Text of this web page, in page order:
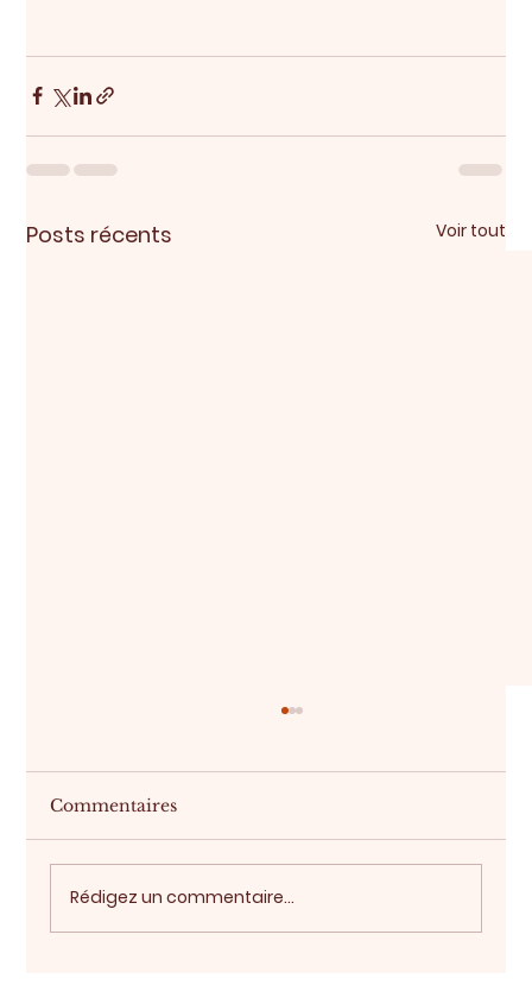
Posts récents Voir tout
Acheter sur plan
Commentaires
Rédigez un commentaire...